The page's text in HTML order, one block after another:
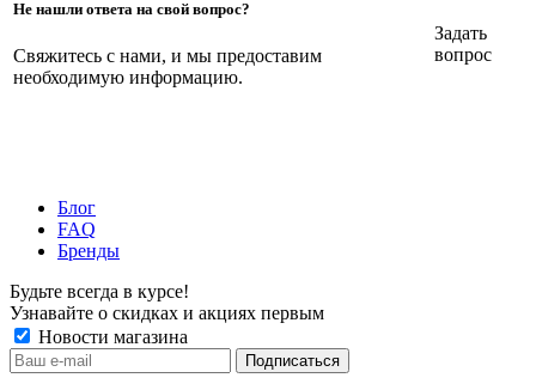
Не нашли ответа на свой вопрос?
Свяжитесь с нами, и мы предоставим
необходимую информацию.
Задать
вопрос
Блог
FAQ
Бренды
Будьте всегда в курсе!
Узнавайте о скидках и акциях первым
Новости магазина